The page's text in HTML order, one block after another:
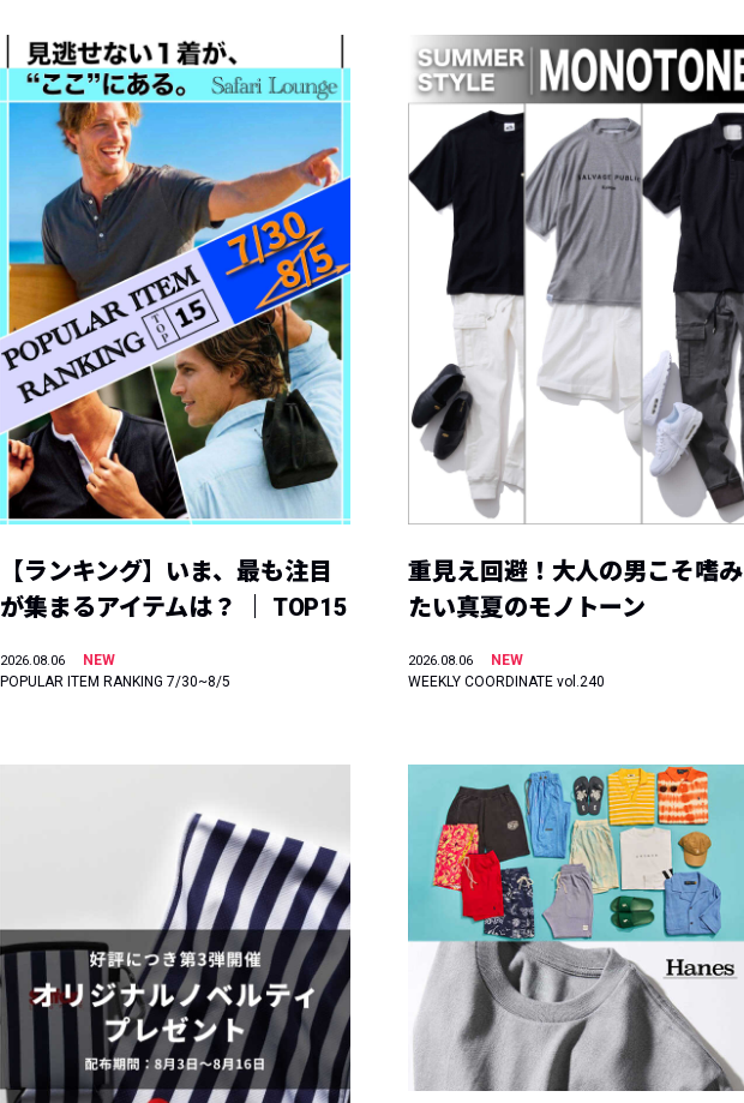
【ランキング】いま、最も注目
が集まるアイテムは？ ｜ TOP15
2026.08.06
NEW
POPULAR ITEM RANKING 7/30~8/5
重見え回避！大人の男こそ嗜み
たい真夏のモノトーン
2026.08.06
NEW
WEEKLY COORDINATE vol.240